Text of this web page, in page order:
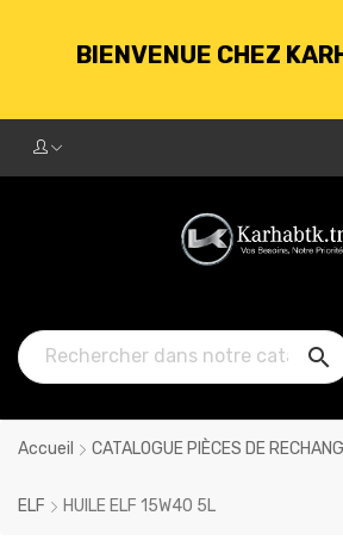
BIENVENUE CHEZ
250DT

Accueil CATALOGUE PIÈCES DE
ELF HUILE ELF 15W40 5L